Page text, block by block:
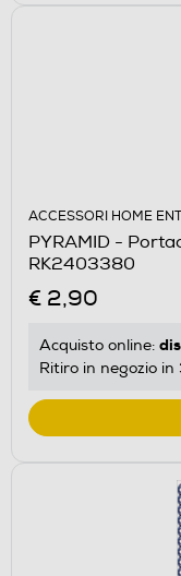
ACCESSORI HOME
PYRAMID -
RK2403380
€ 2,90
Acquisto online:
Ritiro in negozio